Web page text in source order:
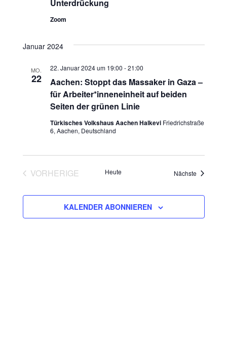
Unterdrückung
Zoom
Januar 2024
MO.
22
Aachen: Stoppt das Massaker in Gaza –
für Arbeiter*inneneinheit auf beiden
Seiten der grünen Linie
22. Januar 2024 um 19:00 -21:00
Türkisches Volkshaus Aachen Halkevi Friedrichstraße
6, Aachen, Deutschland
VORHERIGE
Heute Nächste
KALENDER ABONNIEREN